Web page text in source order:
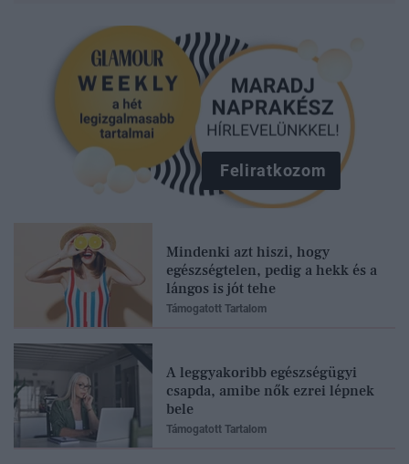
Feliratkozom
Mindenki azt hiszi, hogy
egészségtelen, pedig a hekk és a
lángos is jót tehe
Támogatott Tartalom
A leggyakoribb egészségügyi
csapda, amibe nők ezrei lépnek
bele
Támogatott Tartalom